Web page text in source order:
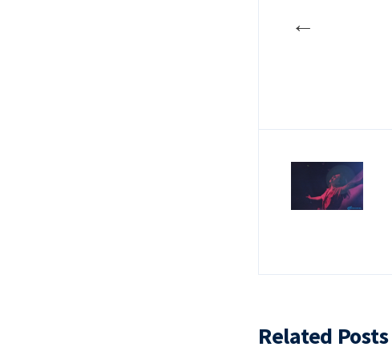
←
Related Posts